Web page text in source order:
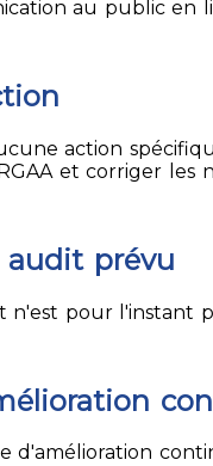
au public en
action
et corriger les
audit prévu
n'est pour l'instant
d'amélioration